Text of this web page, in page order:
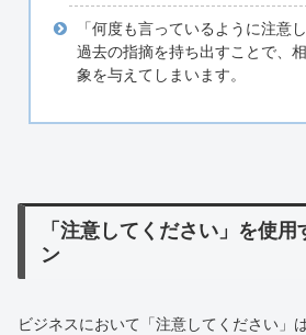
「何度も言っているように注意
過去の指摘を持ち出すことで、
象を与えてしまいます。
「注意してください」を使
ン
ビジネスにおいて「注意してください」